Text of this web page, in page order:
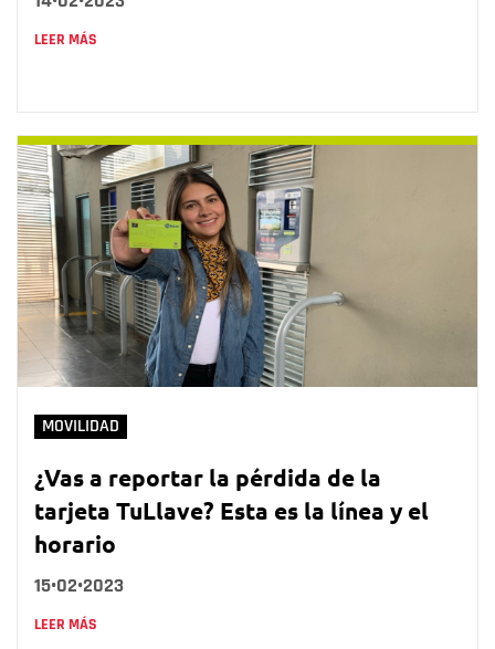
LEER MÁS
MOVILIDAD
¿Vas a reportar la pérdida de la
tarjeta TuLlave? Esta es la línea y el
horario
15•02•2023
LEER MÁS